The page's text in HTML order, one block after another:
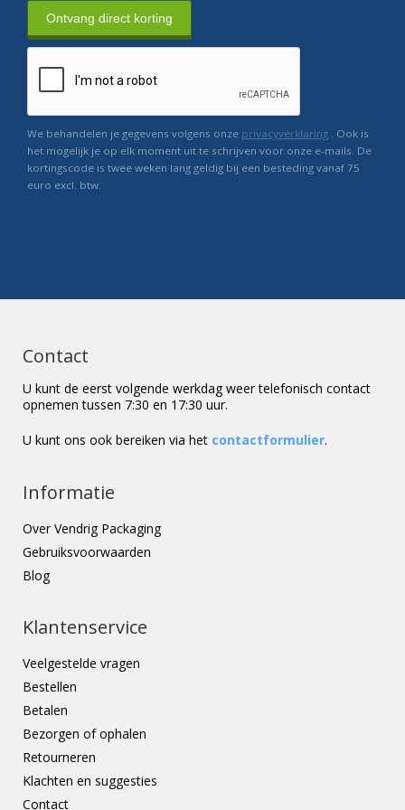
Ontvang direct korting
We behandelen je gegevens volgens onze privacyverklaring . Ook is
het mogelijk je op elk moment uit te schrijven voor onze e-mails. De
kortingscode is twee weken lang geldig bij een besteding vanaf 75
euro excl. btw.
Contact
U kunt de eerst volgende werkdag weer telefonisch contact
opnemen tussen 7:30 en 17:30 uur.
U kunt ons ook bereiken via het contactformulier.
Informatie
Over Vendrig Packaging
Gebruiksvoorwaarden
Blog
Klantenservice
Veelgestelde vragen
Bestellen
Betalen
Bezorgen of ophalen
Retourneren
Klachten en suggesties
Contact